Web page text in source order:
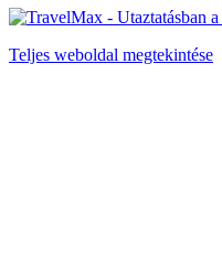
Teljes weboldal megtekintése